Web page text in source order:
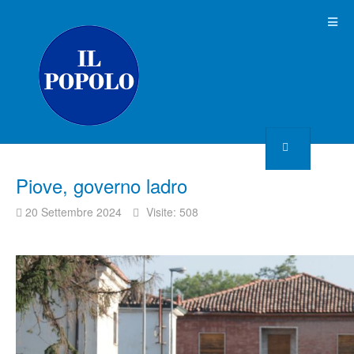
Piove, governo ladro
20 Settembre 2024 Visite: 508